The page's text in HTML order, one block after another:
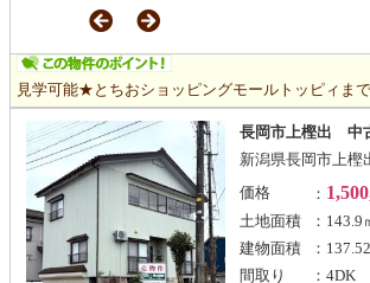
見学可能★とちおショッピングモールトッピィまで
長岡市上樫出 中
新潟県長岡市上樫
価格
：
土地面積
：
建物面積
：
間取り
：4DK